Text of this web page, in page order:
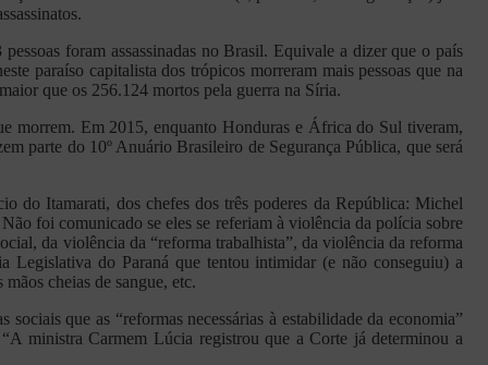
foram assassinadas no Brasil. Equivale a dizer que o país
paraíso capitalista dos trópicos morreram mais pessoas que na
que os 256.124 mortos pela guerra na Síria.
morrem. Em 2015, enquanto Honduras e África do Sul tiveram,
parte do 10º Anuário Brasileiro de Segurança Pública, que será
do Itamarati, dos chefes dos três poderes da República: Michel
foi comunicado se eles se referiam à violência da polícia sobre
da violência da “reforma trabalhista”, da violência da reforma
Legislativa do Paraná que tentou intimidar (e não conseguiu) a
cheias de sangue, etc.
que as “reformas necessárias à estabilidade da economia”
ministra Carmem Lúcia registrou que a Corte já determinou a